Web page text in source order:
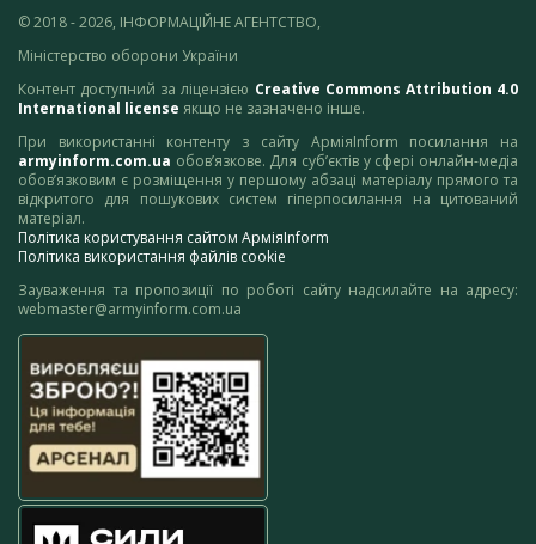
© 2018 - 2026, ІНФОРМАЦІЙНЕ АГЕНТСТВО,
Міністерство оборони України
Контент доступний за ліцензією Creative Commons Attribution 4.0
International license якщо не зазначено інше.
При використанні контенту з сайту АрміяInform посилання на
armyinform.com.ua обов’язкове. Для суб’єктів у сфері онлайн-медіа
обов’язковим є розміщення у першому абзаці матеріалу прямого та
відкритого для пошукових систем гіперпосилання на цитований
матеріал.
Політика користування сайтом АрміяInform
Політика використання файлів cookie
Зауваження та пропозиції по роботі сайту надсилайте на адресу:
webmaster@armyinform.com.ua